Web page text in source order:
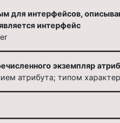
для интерфейсов,
интерфейс
экземпляр
атрибута; типом